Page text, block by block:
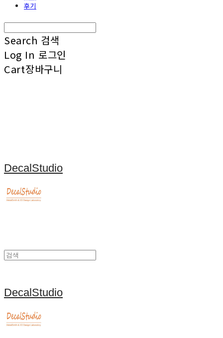
후기
Search 검색
Log In 로그인
Cart장바구니
DecalStudio
DecalStudio